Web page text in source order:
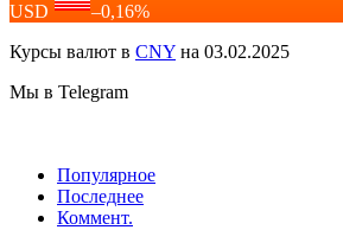
USD –0,16%
Курсы валют в CNY на 03.02.2025
Мы в Telegram
Популярное
Последнее
Коммент.